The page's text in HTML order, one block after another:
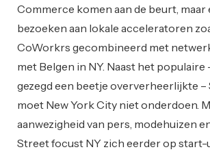
Commerce komen aan de beurt, maar
bezoeken aan lokale acceleratoren
CoWorkrs gecombineerd met
met Belgen in NY. Naast het populaire
gezegd een beetje oververheerlijkte –
moet New York City niet onderdoen.
aanwezigheid van pers, modehuizen
Street focust NY zich eerder op start-